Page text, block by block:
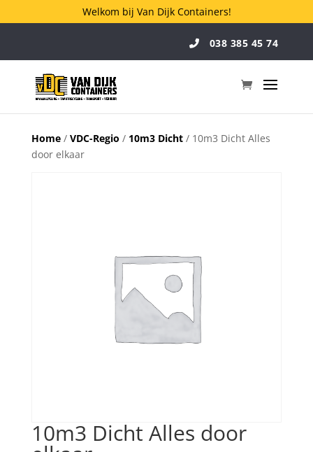
038 385 45 74
Welkom bij Van Dijk Containers!
Home/ VDC-Regio / 10m3 Dicht/ 10m3 Dicht Alles
door elkaar
10m3 Dicht Alles door